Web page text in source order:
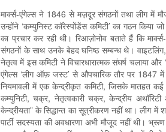
मार्क्स-एंगेल्स ने 1846 से मज़दूर संगठनों तथा लीग में
उन्होंने ‘कम्युनिस्ट कॉरेस्पोंडेंस कमिटी’ का गठन किया
का प्रचार कर रही थी। रिआज़ोनोव बताते हैं कि
संगठनों के साथ उनके बेहद घनिष्ठ सम्बन्ध थे।
नेतृत्व में इस कमिटी ने विचारधारात्मक संघर्ष चलाया
एंगेल्स ‘लीग ऑफ़ जस्ट’ से औपचारिक तौर पर 1847
नियमावली में एक केन्द्रीकृत कमिटी, जिसके मातहत
कम्युनिटी, चक्र, नेतृत्वकारी चक्र, केन्द्रीय
केन्द्रीयता” के सिद्धान्त का सूत्रीकरण नहीं था। लीग में
पार्टी सदस्यता की अवधारणा अभी मौजूद नहीं थी।